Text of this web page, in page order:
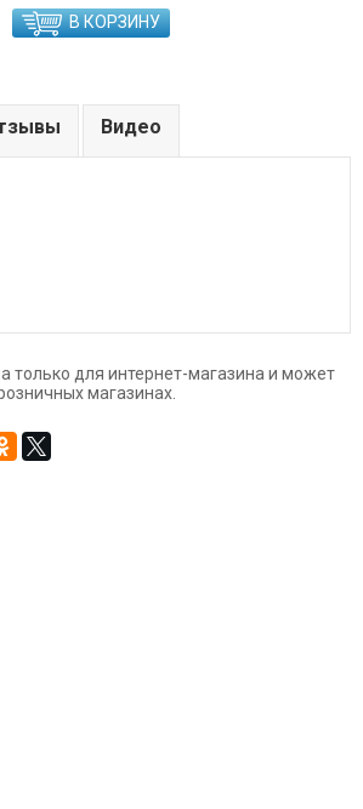
В КОРЗИНУ
Видео
только для интернет-магазина и может
магазинах.